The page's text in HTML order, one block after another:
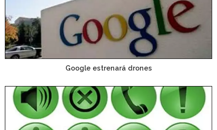
Google estrenará drones